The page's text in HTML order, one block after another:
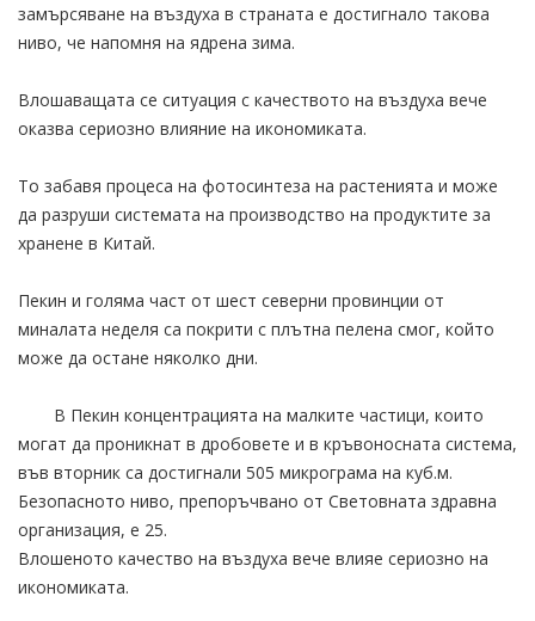
замърсяване на въздуха в страната е достигнало такова
ниво, че напомня на ядрена зима.
Влошаващата се ситуация с качеството на въздуха вече
оказва сериозно влияние на икономиката.
То забавя процеса на фотосинтеза на растенията и може
да разруши системата на производство на продуктите за
хранене в Китай.
Пекин и голяма част от шест северни провинции от
миналата неделя са покрити с плътна пелена смог, който
може да остане няколко дни.
В Пекин концентрацията на малките частици, които
могат да проникнат в дробовете и в кръвоносната система,
във вторник са достигнали 505 микрограма на куб.м.
Безопасното ниво, препоръчвано от Световната здравна
организация, е 25.
Влошеното качество на въздуха вече влияе сериозно на
икономиката.